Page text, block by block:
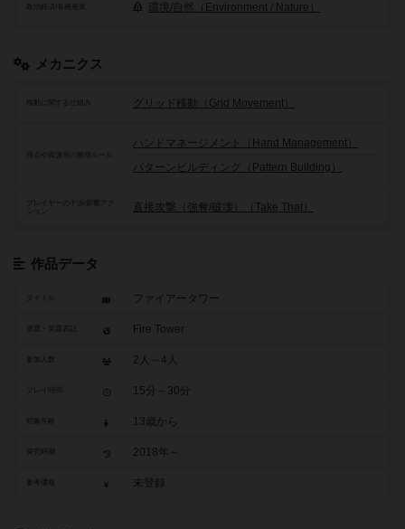
政治経済/各種産業 環境/自然（Environment / Nature）
メカニクス
移動に関する仕組み グリッド移動（Grid Movement）
ハンドマネージメント（Hand Management）
パターンビルディング（Pattern Building）
プレイヤーの干渉/影響アク
直接攻撃（強奪/破壊）（Take That）
作品データ
タイトル ファイアータワー
Fire Tower
参加人数 2人～4人
15分～30分
13歳から
2018年～
参考価格 未登録